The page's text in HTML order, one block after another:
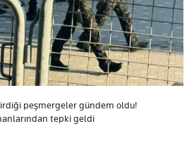
peşmergeler gündem oldu!
tepki geldi